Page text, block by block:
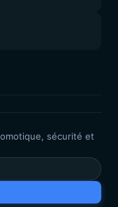
sécurité et